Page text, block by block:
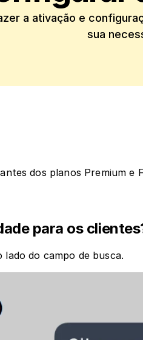
a ativação e
sua
dos planos Premium e
para os
lado do campo de busca.